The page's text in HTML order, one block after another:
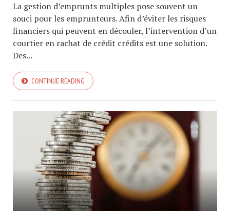
La gestion d’emprunts multiples pose souvent un
souci pour les emprunteurs. Afin d’éviter les risques
financiers qui peuvent en découler, l’intervention d’un
courtier en rachat de crédit crédits est une solution.
Des...
CONTINUE READING